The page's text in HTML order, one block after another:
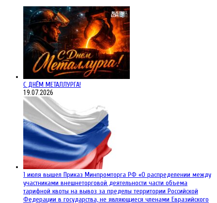
С ДНЁМ МЕТАЛЛУРГА!
19.07.2026
1 июля вышел Приказ Минпромторга РФ «О распределении между
участниками внешнеторговой деятельности части объема
тарифной квоты на вывоз за пределы территории Российской
Федерации в государства, не являющиеся членами Евразийского